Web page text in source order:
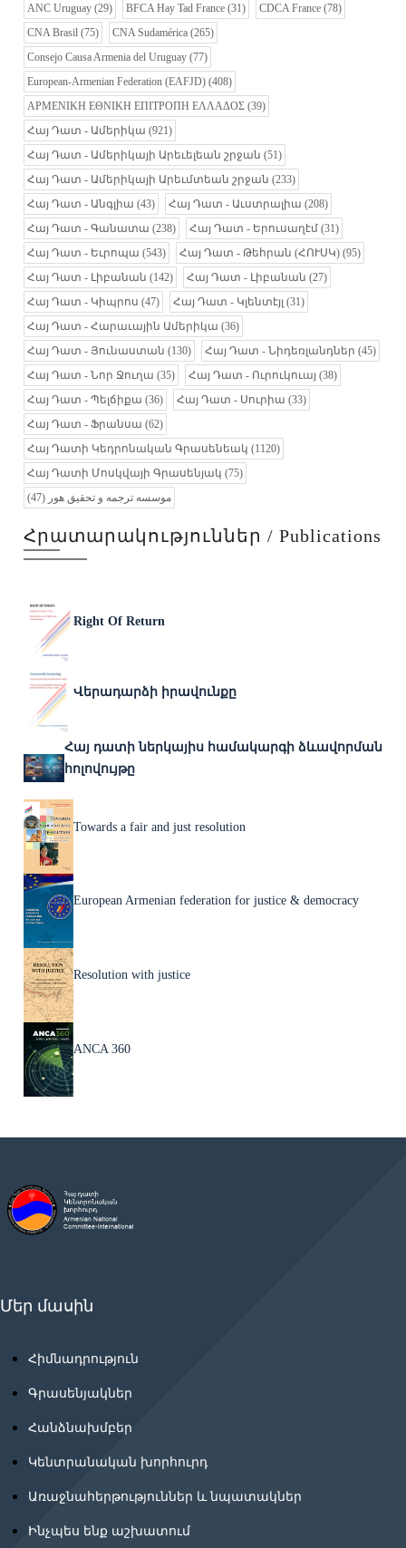
ANC Uruguay (29) BFCA Hay Tad France (31) CDCA France (78)
CNA Brasil (75) CNA Sudamérica (265)
Consejo Causa Armenia del Uruguay (77)
European-Armenian Federation (EAFJD) (408)
ΑΡΜΕΝΙΚΗ ΕΘΝΙΚΗ ΕΠΙΤΡΟΠΗ ΕΛΛΑΔΟΣ (39)
Հայ Դատ - Ամերիկա (921)
Հայ Դատ - Ամերիկայի Արեւելեան շրջան (51)
Հայ Դատ - Ամերիկայի Արեւմտեան շրջան (233)
Հայ Դատ - Անգլիա (43) Հայ Դատ - Աւստրալիա (208)
Հայ Դատ - Գանատա (238) Հայ Դատ - Երուսաղէմ (31)
Հայ Դատ - Եւրոպա (543) Հայ Դատ - Թեհրան (ՀՈՒՍԿ) (95)
Հայ Դատ - Լիբանան (142) Հայ Դատ - Լիբանան (27)
Հայ Դատ - Կիպրոս (47) Հայ Դատ - Կլենտէյլ (31)
Հայ Դատ - Հարաւային Ամերիկա (36)
Հայ Դատ - Յունաստան (130) Հայ Դատ - Նիդեռլանդներ (45)
Հայ Դատ - Նոր Ջուղա (35) Հայ Դատ - Ուրուկուայ (38)
Հայ Դատ - Պելճիքա (36) Հայ Դատ - Սուրիա (33)
Հայ Դատ - Ֆրանսա (62)
Հայ Դատի Կեդրոնական Գրասենեակ (1120)
Հայ Դատի Մոսկվայի Գրասենյակ (75)
موسسه ترجمه و تحقیق هور (47)
Հրատարակություններ / Publications
Right Of Return
Վերադարձի իրավունքը
Հայ դատի ներկայիս համակարգի ձևավորման
հոլովույթը
Towards a fair and just resolution
European Armenian federation for justice & democracy
Resolution with justice
ANCA 360
Մեր մասին
Հիմնադրություն
Գրասենյակներ
Հանձնախմբեր
Կենտրանական խորհուրդ
Առաջնահերթություններ և նպատակներ
Ինչպես ենք աշխատում